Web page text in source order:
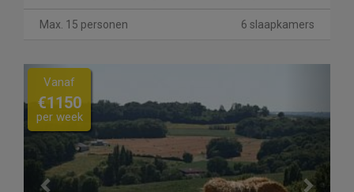
Max. 15 personen 6 slaapkamers
Previous
Vanaf
€1150
per week